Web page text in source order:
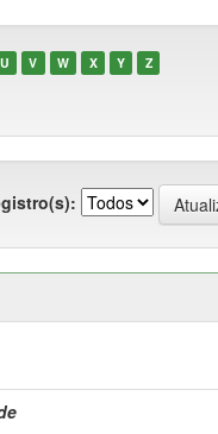
U V W X Y Z